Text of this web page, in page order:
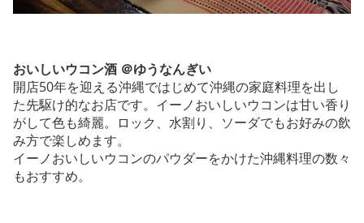
おいしいウコン酒 ＠ゆうなんぎい
開店50年を迎える沖縄ではじめて沖縄の家庭料理を出し
た先駆け的なお店です。イーノおいしいウコンは甘い香り
がして色も綺麗。ロック、水割り、ソーダでもお好みの飲
み方で楽しめます。
イーノおいしいウコンのパウダーをかけた沖縄料理の数々
もおすすめ。